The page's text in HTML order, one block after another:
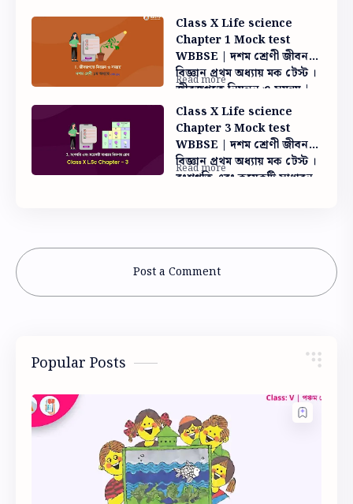
Class X Life science
Chapter 1 Mock test
WBBSE | দশম শ্রেণী জীবন
বিজ্ঞান প্রথম অধ্যায় মক টেস্ট ।
জীবজগতে নিয়ন্ত্রন ও সমন্নয় |
Practice problem
Class X Life science
Chapter 3 Mock test
WBBSE | দশম শ্রেণী জীবন
বিজ্ঞান প্রথম অধ্যায় মক টেস্ট ।
বংশগতি এবং কয়েকটি সাধারন
Post a Comment
Popular Posts